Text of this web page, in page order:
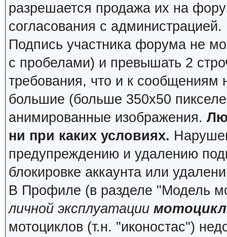
разрешается продажа их на
согласования с администрацией.
Подпись участника форума не
с пробелами) и превышать 2
требования, что и к
большие (больше 350x50
анимированные изображения.
ни при каких условиях.
предупреждению и удалению
блокировке аккаунта или
В Профиле (в разделе "Модель
личной эксплуатации
мотоциклов (т.н. "иконостас")